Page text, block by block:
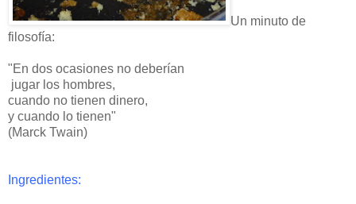
Un minuto de
filosofía:
"En dos ocasiones no deberían
jugar los hombres,
cuando no tienen dinero,
y cuando lo tienen"
(Marck Twain)
Ingredientes: